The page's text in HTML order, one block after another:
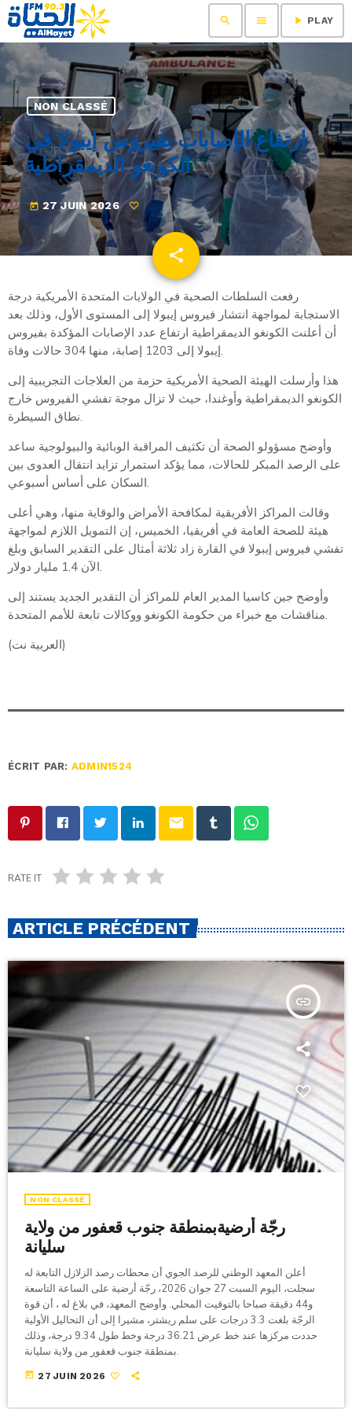
search menu play_arrow PLAY
NON CLASSÉ
ارتفاع الإصابات بفيروس إيبولا في
الكونغو الديمقراطية
today 27 JUIN 2026
share
email
رفعت السلطات الصحية في الولايات المتحدة الأمريكية درجة
الاستجابة لمواجهة انتشار فيروس إيبولا إلى المستوى الأول، وذلك بعد
أن أعلنت الكونغو الديمقراطية ارتفاع عدد الإصابات المؤكدة بفيروس
إيبولا إلى 1203 إصابة، منها 304 حالات وفاة.
هذا وأرسلت الهيئة الصحية الأمريكية حزمة من العلاجات التجريبية إلى
الكونغو الديمقراطية وأوغندا، حيث لا تزال موجة تفشي الفيروس خارج
نطاق السيطرة.
وأوضح مسؤولو الصحة أن تكثيف المراقبة الوبائية والبيولوجية ساعد
على الرصد المبكر للحالات، مما يؤكد استمرار تزايد انتقال العدوى بين
السكان على أساس أسبوعي.
وقالت المراكز الأفريقية لمكافحة الأمراض والوقاية منها، وهي أعلى
هيئة للصحة العامة في أفريقيا، الخميس، إن التمويل اللازم لمواجهة
تفشي فيروس إيبولا في القارة زاد ثلاثة أمثال على التقدير السابق وبلغ
الآن 1.4 مليار دولار.
وأوضح جين كاسيا المدير العام للمراكز أن التقدير الجديد يستند إلى
مناقشات مع خبراء من حكومة الكونغو ووكالات تابعة للأمم المتحدة.
(العربية نت)
ÉCRIT PAR: ADMIN1524
email
RATE IT
ARTICLE PRÉCÉDENT
insert_link
NON CLASSÉ
رجّة أرضيةبمنطقة جنوب قعفور من ولاية
سليانة
أعلن المعهد الوطني للرصد الجوي أن محطات رصد الزلازل التابعة له
سجلت، اليوم السبت 27 جوان 2026، رجّة أرضية على الساعة التاسعة
و44 دقيقة صباحا بالتوقيت المحلي. وأوضح المعهد، في بلاغ له ، أن قوة
الرجّة بلغت 3.3 درجات على سلم ريشتر، مشيرا إلى أن التحاليل الأولية
حددت مركزها عند خط عرض 36.21 درجة وخط طول 9.34 درجة، وذلك
بمنطقة جنوب قعفور من ولاية سليانة.
today 27 JUIN 2026